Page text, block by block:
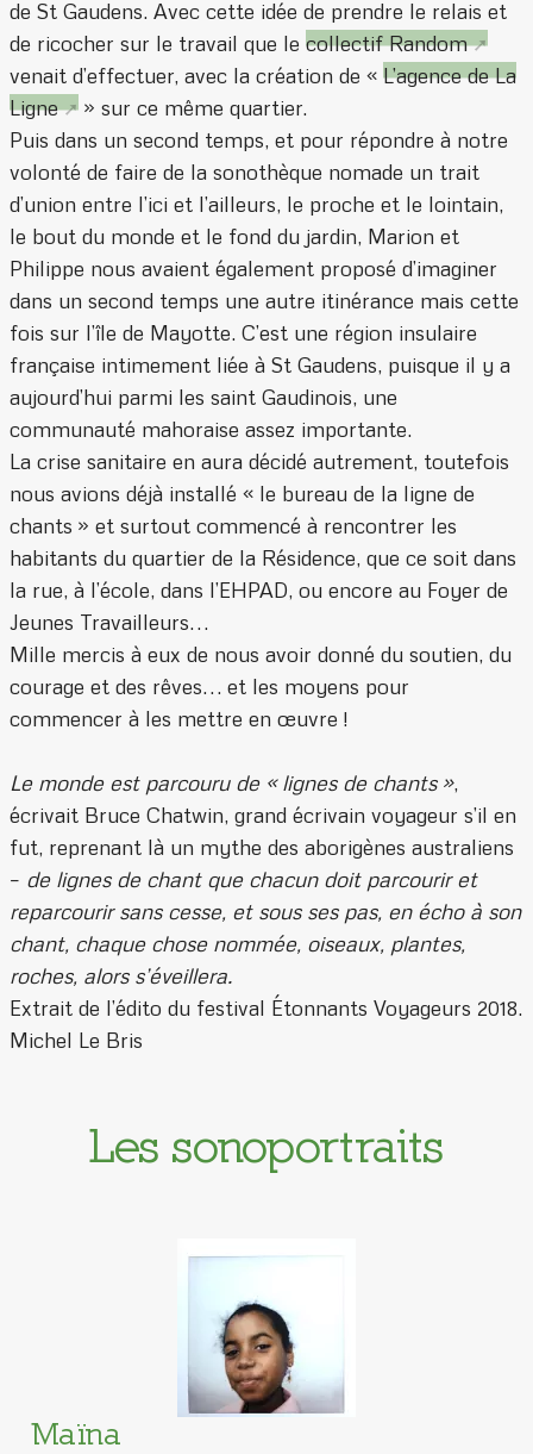
de St Gaudens. Avec cette idée de prendre le relais et
de ricocher sur le travail que le collectif Random
venait d’effectuer, avec la création de « L’agence de La
Ligne
» sur ce même quartier.
Puis dans un second temps, et pour répondre à notre
volonté de faire de la sonothèque nomade un trait
d’union entre l’ici et l’ailleurs, le proche et le lointain,
le bout du monde et le fond du jardin, Marion et
Philippe nous avaient également proposé d’imaginer
dans un second temps une autre itinérance mais cette
fois sur l’île de Mayotte. C’est une région insulaire
française intimement liée à St Gaudens, puisque il y a
aujourd’hui parmi les saint Gaudinois, une
communauté mahoraise assez importante.
La crise sanitaire en aura décidé autrement, toutefois
nous avions déjà installé « le bureau de la ligne de
chants » et surtout commencé à rencontrer les
habitants du quartier de la Résidence, que ce soit dans
la rue, à l’école, dans l’EHPAD, ou encore au Foyer de
Jeunes Travailleurs…
Mille mercis à eux de nous avoir donné du soutien, du
courage et des rêves… et les moyens pour
commencer à les mettre en œuvre !
Le monde est parcouru de « lignes de chants »,
écrivait Bruce Chatwin, grand écrivain voyageur s’il en
fut, reprenant là un mythe des aborigènes australiens
– de lignes de chant que chacun doit parcourir et
reparcourir sans cesse, et sous ses pas, en écho à son
chant, chaque chose nommée, oiseaux, plantes,
roches, alors s’éveillera.
Extrait de l’édito du festival Étonnants Voyageurs 2018.
Michel Le Bris
Les sonoportraits
Maïna